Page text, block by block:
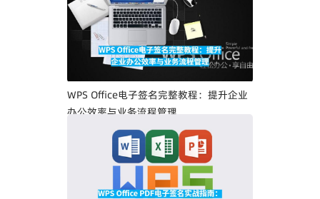
WPS Office电子签名完整教程：提升企业
办公效率与业务流程管理